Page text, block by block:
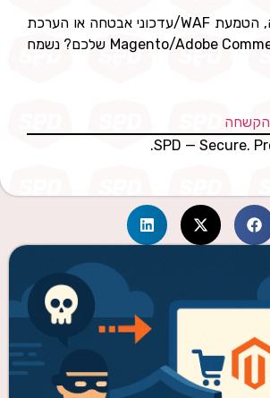
מעוניינים בהקשחה, הטמעת WAF/עדכוני אבטחה או הערכת
סיכון לסביבת Magento/Adobe Commerce שלכם? נשמח